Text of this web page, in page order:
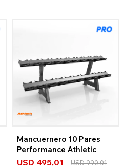
Mancuernero 10 Pares
Performance Athletic
USD 495,01 USD990,01